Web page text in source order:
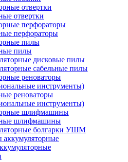
отвертки
перфораторы
пилы
дисковые пилы
сабельные пилы
реноваторы
инструменты)
шлифмашины
болгарки УШМ